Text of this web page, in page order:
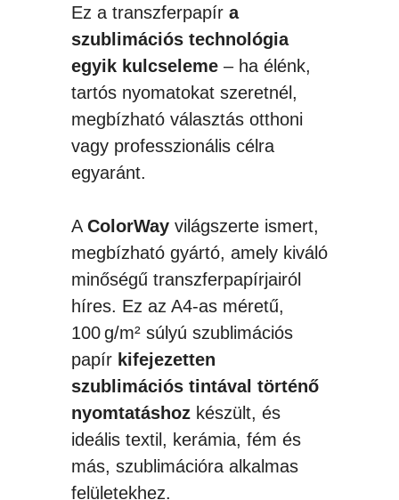
100db
mennyiség
Ez a transzferpapír a
szublimációs technológia
egyik kulcseleme – ha élénk,
tartós nyomatokat szeretnél,
megbízható választás otthoni
vagy professzionális célra
egyaránt.
A ColorWay világszerte ismert,
megbízható gyártó, amely kiváló
minőségű transzferpapírjairól
híres. Ez az A4-as méretű,
100 g/m² súlyú szublimációs
papír kifejezetten
szublimációs tintával történő
nyomtatáshoz készült, és
ideális textil, kerámia, fém és
más, szublimációra alkalmas
felületekhez.